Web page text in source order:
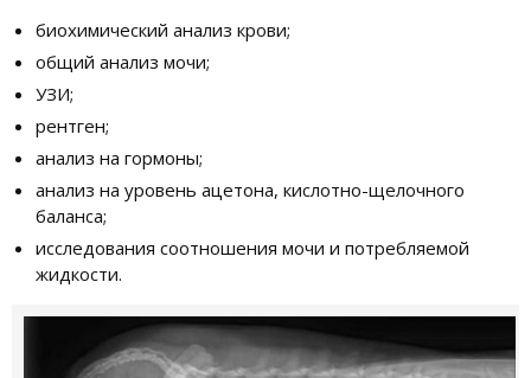
биохимический анализ крови;
общий анализ мочи;
УЗИ;
рентген;
анализ на гормоны;
анализ на уровень ацетона, кислотно-щелочного
баланса;
исследования соотношения мочи и потребляемой
жидкости.